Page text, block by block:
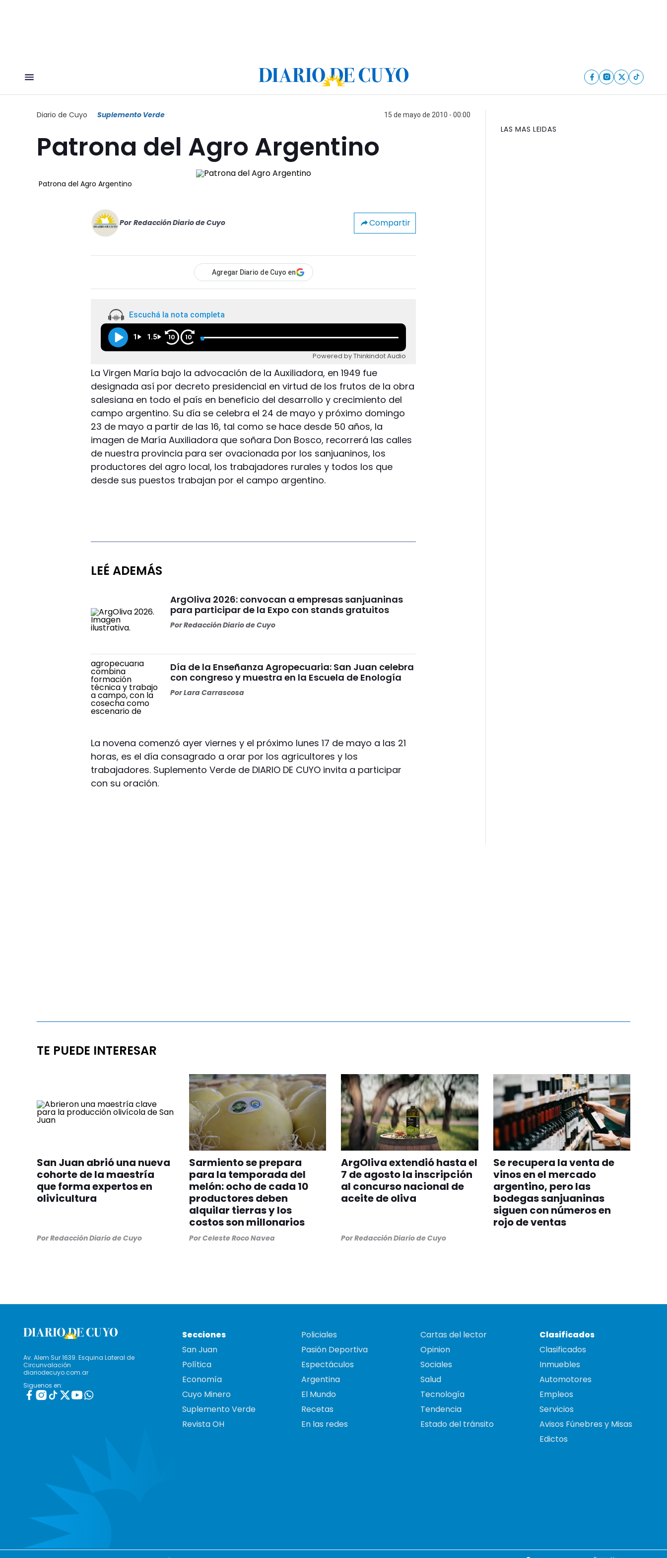
Diario de Cuyo Suplemento Verde 15 de mayo de 2010 - 00:00
Patrona del Agro Argentino
Patrona del Agro Argentino
Por Redacción Diario de Cuyo Compartir
Agregar Diario de Cuyo en
Escuchá la nota completa
1 1.5 10 10
Powered by Thinkindot Audio
La Virgen María bajo la advocación de la Auxiliadora, en 1949 fue
designada así por decreto presidencial en virtud de los frutos de la obra
salesiana en todo el país en beneficio del desarrollo y crecimiento del
campo argentino. Su día se celebra el 24 de mayo y próximo domingo
23 de mayo a partir de las 16, tal como se hace desde 50 años, la
imagen de María Auxiliadora que soñara Don Bosco, recorrerá las calles
de nuestra provincia para ser ovacionada por los sanjuaninos, los
productores del agro local, los trabajadores rurales y todos los que
desde sus puestos trabajan por el campo argentino.
LEÉ ADEMÁS
ArgOliva 2026: convocan a empresas sanjuaninas
para participar de la Expo con stands gratuitos
PorRedacción Diario de Cuyo
Día de la Enseñanza Agropecuaria: San Juan celebra
con congreso y muestra en la Escuela de Enología
PorLara Carrascosa
La novena comenzó ayer viernes y el próximo lunes 17 de mayo a las 21
horas, es el día consagrado a orar por los agricultores y los
trabajadores. Suplemento Verde de DIARIO DE CUYO invita a participar
con su oración.
LAS MAS LEIDAS
TE PUEDE INTERESAR
San Juan abrió una nueva
cohorte de la maestría
que forma expertos en
olivicultura
PorRedacción Diario de Cuyo
Sarmiento se prepara
para la temporada del
melón: ocho de cada 10
productores deben
alquilar tierras y los
costos son millonarios
PorCeleste Roco Navea
ArgOliva extendió hasta el
7 de agosto la inscripción
al concurso nacional de
aceite de oliva
PorRedacción Diario de Cuyo
Se recupera la venta de
vinos en el mercado
argentino, pero las
bodegas sanjuaninas
siguen con números en
rojo de ventas
Av. Alem Sur 1639. Esquina Lateral de
Circunvalación
diariodecuyo.com.ar
Siguenos en:
Secciones
San Juan
Política
Economía
Cuyo Minero
Suplemento Verde
Revista OH
Policiales
Pasión Deportiva
Espectáculos
Argentina
El Mundo
Recetas
En las redes
Cartas del lector
Opinion
Sociales
Salud
Tecnología
Tendencia
Estado del tránsito
Clasificados
Clasificados
Inmuebles
Automotores
Empleos
Servicios
Avisos Fúnebres y Misas
Edictos